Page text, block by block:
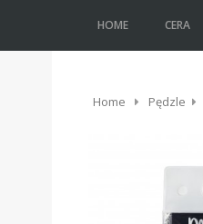
HOME CERA
Home Pędzle